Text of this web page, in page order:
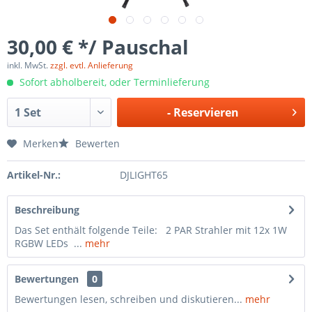
30,00 € */ Pauschal
inkl. MwSt.zzgl. evtl. Anlieferung
Sofort abholbereit, oder Terminlieferung
- Reservieren
Merken Bewerten
Artikel-Nr.: DJLIGHT65
Beschreibung
Das Set enthält folgende Teile: 2 PAR Strahler mit 12x 1W
RGBW LEDs ... mehr
Bewertungen
0
Bewertungen lesen, schreiben und diskutieren... mehr